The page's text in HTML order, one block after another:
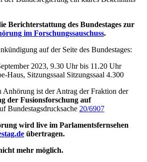
Berichterstattung des Bundestages zur
im Forschungssauschuss.
auf der Seite des Bundestages:
2023, 9.30 Uhr bis 11.20 Uhr
Haus, Sitzungssaal Sitzungssaal 4.300
Anhörung ist der Antrag der Fraktion der
der Fusionsforschung auf
Bundestagsdrucksache 20/6907
wird live im Parlamentsfernsehen
übertragen.
mehr möglich.